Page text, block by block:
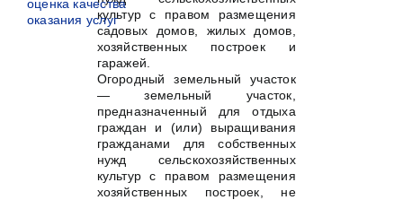
культур с правом размещения
садовых домов, жилых домов,
хозяйственных построек и
гаражей.
Огородный земельный участок
— земельный участок,
предназначенный для отдыха
граждан и (или) выращивания
гражданами для собственных
нужд сельскохозяйственных
культур с правом размещения
хозяйственных построек, не
оценка качества
оказания услуг